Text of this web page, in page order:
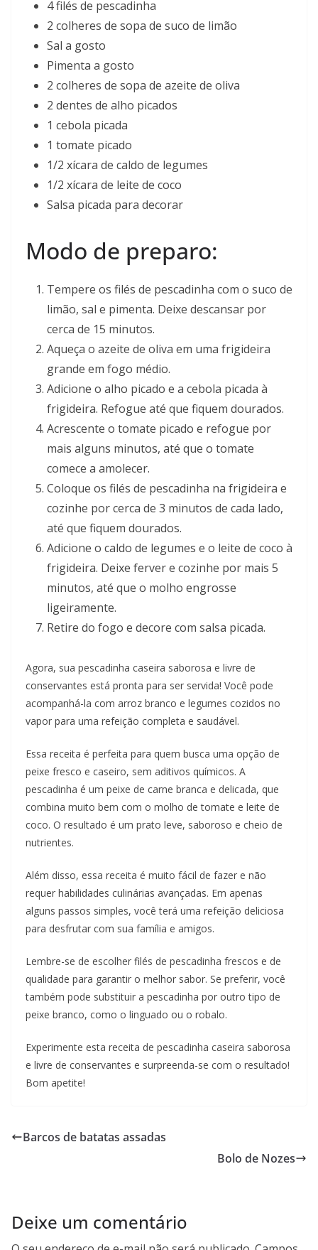
4 filés de pescadinha
2 colheres de sopa de suco de limão
Sal a gosto
Pimenta a gosto
2 colheres de sopa de azeite de oliva
2 dentes de alho picados
1 cebola picada
1 tomate picado
1/2 xícara de caldo de legumes
1/2 xícara de leite de coco
Salsa picada para decorar
Modo de preparo:
Tempere os filés de pescadinha com o suco de
limão, sal e pimenta. Deixe descansar por
cerca de 15 minutos.
Aqueça o azeite de oliva em uma frigideira
grande em fogo médio.
Adicione o alho picado e a cebola picada à
frigideira. Refogue até que fiquem dourados.
Acrescente o tomate picado e refogue por
mais alguns minutos, até que o tomate
comece a amolecer.
Coloque os filés de pescadinha na frigideira e
cozinhe por cerca de 3 minutos de cada lado,
até que fiquem dourados.
Adicione o caldo de legumes e o leite de coco à
frigideira. Deixe ferver e cozinhe por mais 5
minutos, até que o molho engrosse
ligeiramente.
Retire do fogo e decore com salsa picada.
Agora, sua pescadinha caseira saborosa e livre de
conservantes está pronta para ser servida! Você pode
acompanhá-la com arroz branco e legumes cozidos no
vapor para uma refeição completa e saudável.
Essa receita é perfeita para quem busca uma opção de
peixe fresco e caseiro, sem aditivos químicos. A
pescadinha é um peixe de carne branca e delicada, que
combina muito bem com o molho de tomate e leite de
coco. O resultado é um prato leve, saboroso e cheio de
nutrientes.
Além disso, essa receita é muito fácil de fazer e não
requer habilidades culinárias avançadas. Em apenas
alguns passos simples, você terá uma refeição deliciosa
para desfrutar com sua família e amigos.
Lembre-se de escolher filés de pescadinha frescos e de
qualidade para garantir o melhor sabor. Se preferir, você
também pode substituir a pescadinha por outro tipo de
peixe branco, como o linguado ou o robalo.
Experimente esta receita de pescadinha caseira saborosa
e livre de conservantes e surpreenda-se com o resultado!
Bom apetite!
Barcos de batatas assadas
Bolo de Nozes
Deixe um comentário